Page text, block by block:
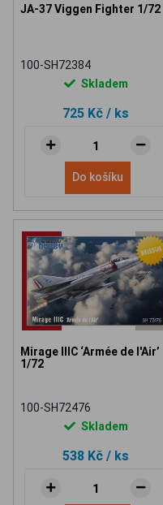
JA-37 Viggen Fighter 1/72
100-SH72384
Skladem
725 Kč / ks
Do košíku
Mirage IIIC ‘Armée de l'Air’
1/72
100-SH72476
Skladem
538 Kč / ks